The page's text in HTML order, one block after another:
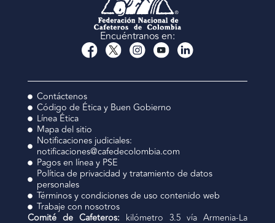
Encuéntranos en:
Contáctenos
Código de Ética y Buen Gobierno
Línea Ética
Mapa del sitio
Notificaciones judiciales:
notificaciones@cafedecolombia.com
Pagos en línea y PSE
Política de privacidad y tratamiento de datos
personales
Términos y condiciones de uso contenido web
Trabaje con nosotros
Comité de Cafeteros: kilómetro 3.5 vía Armenia-La